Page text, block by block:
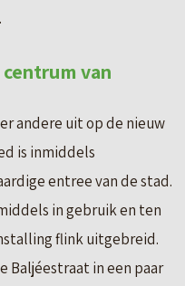
van
andere uit op de nieuw
is inmiddels
entree van de stad.
in gebruik en ten
flink uitgebreid.
Baljéestraat in een paar